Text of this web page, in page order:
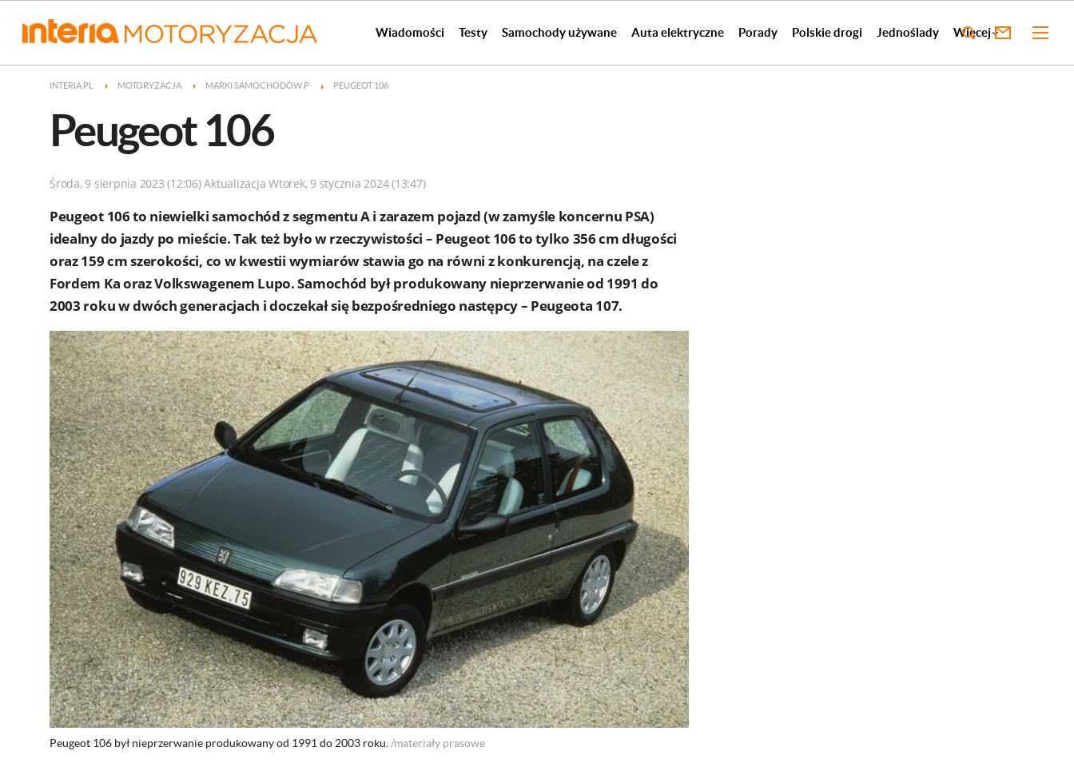
Wiadomości Testy Samochody używane Auta elektryczne Porady Polskie drogi Jednoślady Więcej
INTERIA.PL MOTORYZACJA MARKI SAMOCHODÓW P PEUGEOT 106
Peugeot 106
Środa, 9 sierpnia 2023 (12:06) Aktualizacja Wtorek, 9 stycznia 2024 (13:47)
Peugeot 106 to niewielki samochód z segmentu A i zarazem pojazd (w zamyśle koncernu PSA)
idealny do jazdy po mieście. Tak też było w rzeczywistości – Peugeot 106 to tylko 356 cm długości
oraz 159 cm szerokości, co w kwestii wymiarów stawia go na równi z konkurencją, na czele z
Fordem Ka oraz Volkswagenem Lupo. Samochód był produkowany nieprzerwanie od 1991 do
2003 roku w dwóch generacjach i doczekał się bezpośredniego następcy – Peugeota 107.
Peugeot 106 był nieprzerwanie produkowany od 1991 do 2003 roku. /materiały prasowe